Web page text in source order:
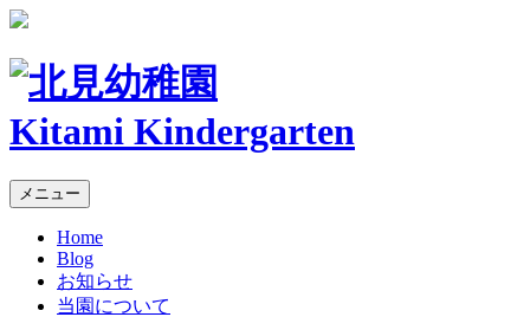
Kitami Kindergarten
メニュー
Home
Blog
お知らせ
当園について